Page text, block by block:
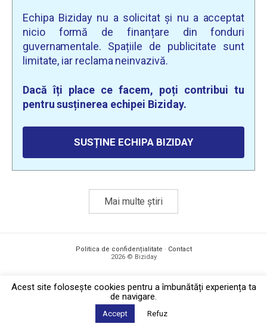
Echipa Biziday nu a solicitat și nu a acceptat
nicio formă de finanțare din fonduri
guvernamentale. Spațiile de publicitate sunt
limitate, iar reclama neinvazivă.
Dacă îți place ce facem, poți contribui tu
pentru susținerea echipei Biziday.
SUSȚINE ECHIPA BIZIDAY
Mai multe știri
Politica de confidențialitate · Contact
2026 © Biziday
Acest site foloseşte cookies pentru a îmbunătăți experiența ta
de navigare.
Accept Refuz